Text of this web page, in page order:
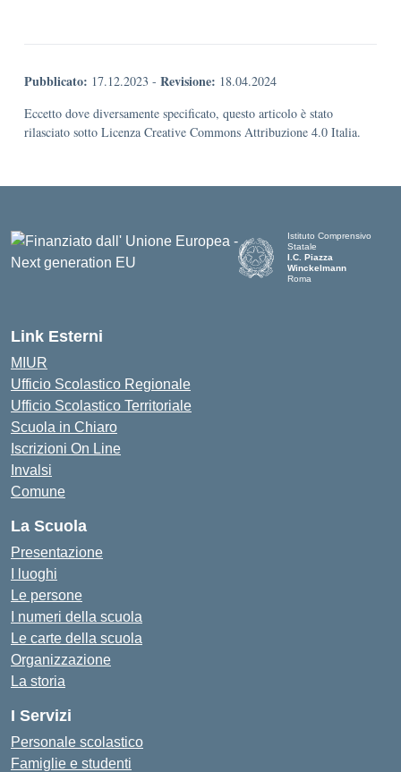
Pubblicato: 17.12.2023 - Revisione: 18.04.2024
Eccetto dove diversamente specificato, questo articolo è stato
rilasciato sotto Licenza Creative Commons Attribuzione 4.0 Italia.
Istituto Comprensivo
Statale
I.C. Piazza
Winckelmann
Roma
Link Esterni
MIUR
Ufficio Scolastico Regionale
Ufficio Scolastico Territoriale
Scuola in Chiaro
Iscrizioni On Line
Invalsi
Comune
La Scuola
Presentazione
I luoghi
Le persone
I numeri della scuola
Le carte della scuola
Organizzazione
La storia
I Servizi
Personale scolastico
Famiglie e studenti